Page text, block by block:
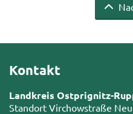
Kontakt
Landkreis Ostprignitz-
Standort Virchowstraße